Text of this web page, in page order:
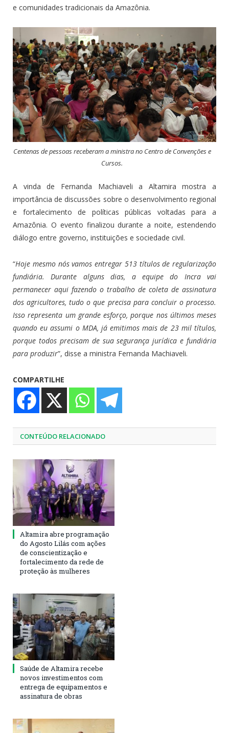
e comunidades tradicionais da Amazônia.
Centenas de pessoas receberam a ministra no Centro de Convenções e
Cursos.
A vinda de Fernanda Machiaveli a Altamira mostra a
importância de discussões sobre o desenvolvimento regional
e fortalecimento de políticas públicas voltadas para a
Amazônia. O evento finalizou durante a noite, estendendo
diálogo entre governo, instituições e sociedade civil.
“Hoje mesmo nós vamos entregar 513 títulos de regularização
fundiária. Durante alguns dias, a equipe do Incra vai
permanecer aqui fazendo o trabalho de coleta de assinatura
dos agricultores, tudo o que precisa para concluir o processo.
Isso representa um grande esforço, porque nos últimos meses
quando eu assumi o MDA, já emitimos mais de 23 mil títulos,
porque todos precisam de sua segurança jurídica e fundiária
para produzir”, disse a ministra Fernanda Machiaveli.
COMPARTILHE
CONTEÚDO RELACIONADO
Altamira abre programação
do Agosto Lilás com ações
de conscientização e
fortalecimento da rede de
proteção às mulheres
Saúde de Altamira recebe
novos investimentos com
entrega de equipamentos e
assinatura de obras